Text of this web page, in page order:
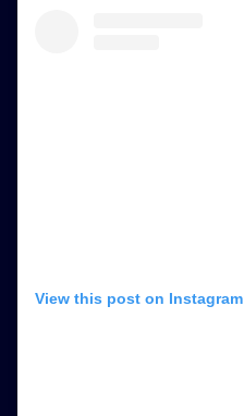
View this post on Instagram